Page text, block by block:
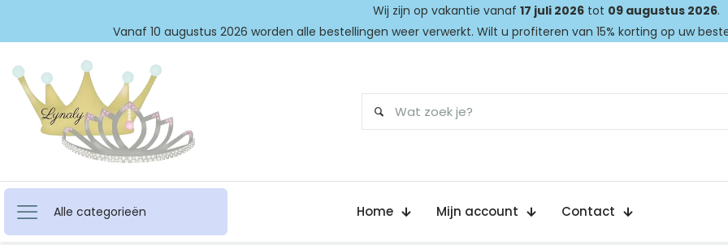
Wij zijn op vakantie vanaf 17 juli 2026tot 09 augustus 2026.
Vanaf 10 augustus 2026 worden alle bestellingen weer verwerkt. Wilt u profiteren van 15% korting op uw
Alle categorieën Home Mijn account Contact